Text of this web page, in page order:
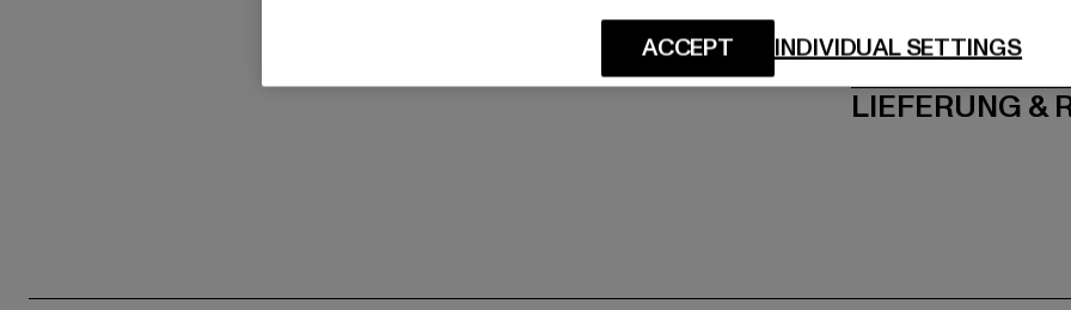
LIEFERUNG &
INDIVIDUAL SETTINGS
ACCEPT